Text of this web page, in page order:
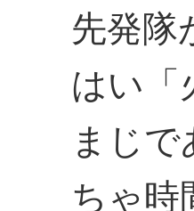
先発隊
はい「
まじ
ちゃ時